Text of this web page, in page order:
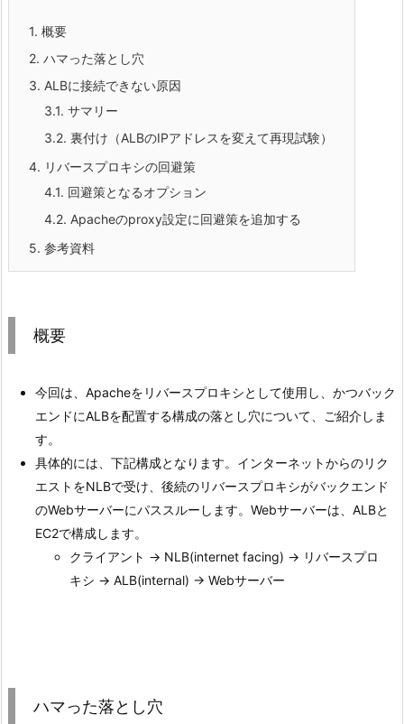
1. 概要
2. ハマった落とし穴
3. ALBに接続できない原因
3.1. サマリー
3.2. 裏付け（ALBのIPアドレスを変えて再現試験）
4. リバースプロキシの回避策
4.1. 回避策となるオプション
4.2. Apacheのproxy設定に回避策を追加する
5. 参考資料
概要
今回は、Apacheをリバースプロキシとして使用し、かつバック
エンドにALBを配置する構成の落とし穴について、ご紹介しま
す。
具体的には、下記構成となります。インターネットからのリク
エストをNLBで受け、後続のリバースプロキシがバックエンド
のWebサーバーにパススルーします。Webサーバーは、ALBと
EC2で構成します。
クライアント -> NLB(internet facing) -> リバースプロ
キシ -> ALB(internal) -> Webサーバー
ハマった落とし穴